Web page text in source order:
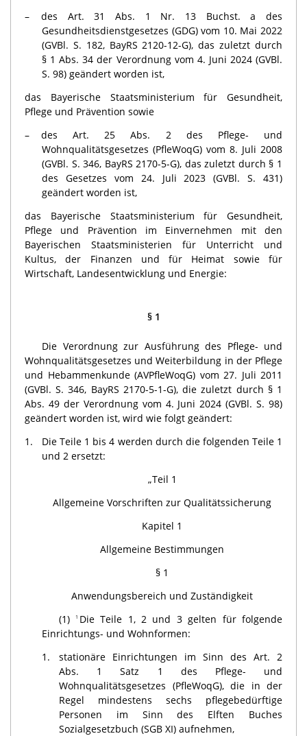
des Art. 31 Abs. 1 Nr. 13 Buchst. a des
Gesundheitsdienstgesetzes (GDG) vom 10. Mai 2022
(GVBl. S. 182, BayRS 2120-12-G), das zuletzt durch
§ 1 Abs. 34 der Verordnung vom 4. Juni 2024 (GVBl.
S. 98) geändert worden ist,
das Bayerische Staatsministerium für Gesundheit,
Pflege und Prävention sowie
des Art. 25 Abs. 2 des Pflege- und
Wohnqualitätsgesetzes (PfleWoqG) vom 8. Juli 2008
(GVBl. S. 346, BayRS 2170-5-G), das zuletzt durch § 1
des Gesetzes vom 24. Juli 2023 (GVBl. S. 431)
geändert worden ist,
das Bayerische Staatsministerium für Gesundheit,
Pflege und Prävention im Einvernehmen mit den
Bayerischen Staatsministerien für Unterricht und
Kultus, der Finanzen und für Heimat sowie für
Wirtschaft, Landesentwicklung und Energie:
§ 1
Die Verordnung zur Ausführung des Pflege- und
Wohnqualitätsgesetzes und Weiterbildung in der Pflege
und Hebammenkunde (AVPfleWoqG) vom 27. Juli 2011
(GVBl. S. 346, BayRS 2170-5-1-G), die zuletzt durch § 1
Abs. 49 der Verordnung vom 4. Juni 2024 (GVBl. S. 98)
geändert worden ist, wird wie folgt geändert:
1.
Die Teile 1 bis 4 werden durch die folgenden Teile 1
und 2 ersetzt:
„Teil 1
Allgemeine Vorschriften zur Qualitätssicherung
Kapitel 1
Allgemeine Bestimmungen
§ 1
Anwendungsbereich und Zuständigkeit
(1)
1 Die Teile 1, 2 und 3 gelten für folgende
Einrichtungs- und Wohnformen:
1.
stationäre Einrichtungen im Sinn des Art. 2
Abs. 1 Satz 1 des Pflege- und
Wohnqualitätsgesetzes (PfleWoqG), die in der
Regel mindestens sechs pflegebedürftige
Personen im Sinn des Elften Buches
Sozialgesetzbuch (SGB XI) aufnehmen,